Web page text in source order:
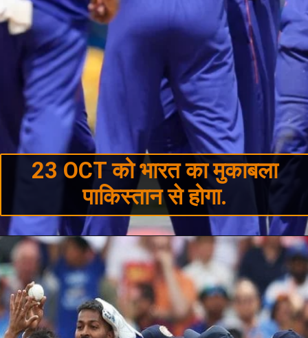
23 OCT को भारत का मुकाबला
पाकिस्तान से होगा.